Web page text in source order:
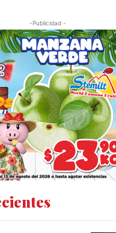
-Publicidad -